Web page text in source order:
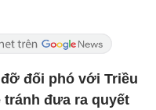
đối phó với Triều
tránh đưa ra quyết